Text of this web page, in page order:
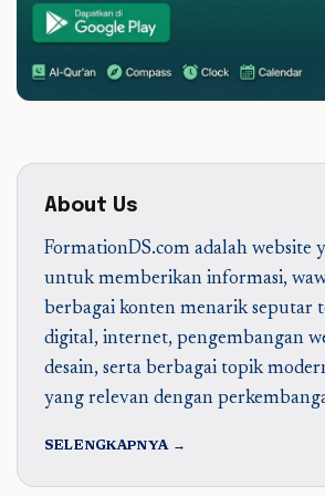
About Us
FormationDS.com adalah website
untuk memberikan informasi,
berbagai konten menarik seputar
digital, internet, pengembangan
desain, serta berbagai topik
yang relevan dengan
SELENGKAPNYA →